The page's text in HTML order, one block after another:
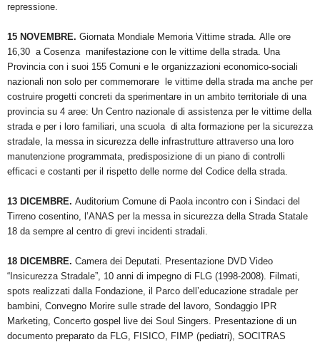
repressione.
15 NOVEMBRE. Giornata Mondiale Memoria Vittime strada. Alle ore
16,30 a Cosenza manifestazione con le vittime della strada. Una
Provincia con i suoi 155 Comuni e le organizzazioni economico-sociali
nazionali non solo per commemorare le vittime della strada ma anche per
costruire progetti concreti da sperimentare in un ambito territoriale di una
provincia su 4 aree: Un Centro nazionale di assistenza per le vittime della
strada e per i loro familiari, una scuola di alta formazione per la sicurezza
stradale, la messa in sicurezza delle infrastrutture attraverso una loro
manutenzione programmata, predisposizione di un piano di controlli
efficaci e costanti per il rispetto delle norme del Codice della strada.
13 DICEMBRE. Auditorium Comune di Paola incontro con i Sindaci del
Tirreno cosentino, l’ANAS per la messa in sicurezza della Strada Statale
18 da sempre al centro di grevi incidenti stradali.
18 DICEMBRE. Camera dei Deputati. Presentazione DVD Video
“Insicurezza Stradale”, 10 anni di impegno di FLG (1998-2008). Filmati,
spots realizzati dalla Fondazione, il Parco dell’educazione stradale per
bambini, Convegno Morire sulle strade del lavoro, Sondaggio IPR
Marketing, Concerto gospel live dei Soul Singers. Presentazione di un
documento preparato da FLG, FISICO, FIMP (pediatri), SOCITRAS